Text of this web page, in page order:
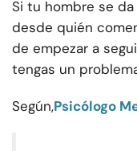
Si tu hombre se
desde quién
de empezar a
tengas un
Según,Psicólogo